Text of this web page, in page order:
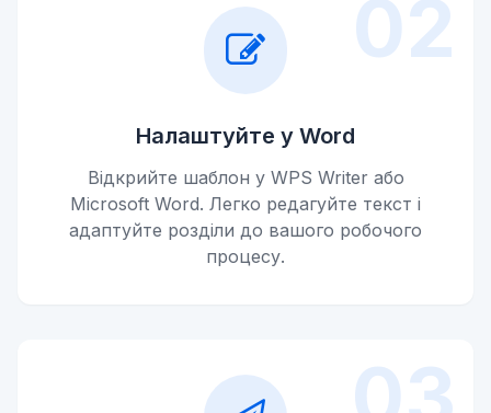
02
Налаштуйте у Word
Відкрийте шаблон у WPS Writer або
Microsoft Word. Легко редагуйте текст і
адаптуйте розділи до вашого робочого
процесу.